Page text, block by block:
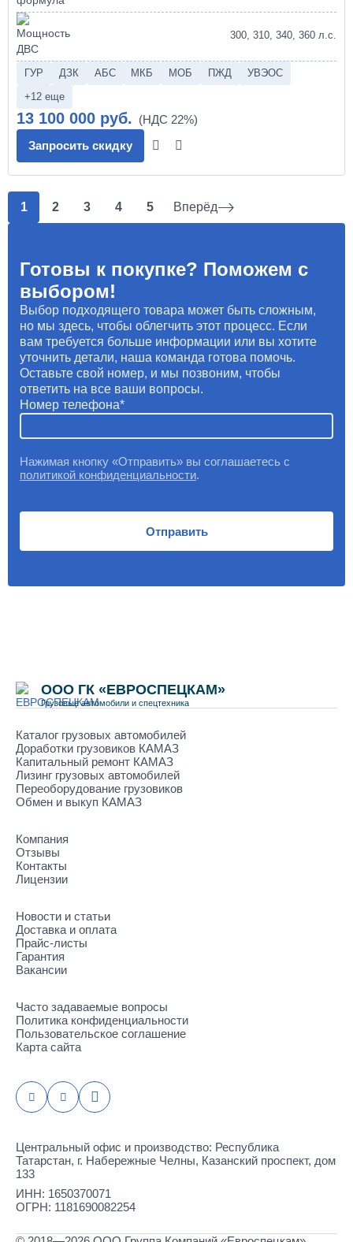
300, 310, 340, 360 л.с.
ГУР ДЗК АБС МКБ МОБ ПЖД
УВЭОС
+12 еще
13 100 000 руб.
Запросить скидку
1 2 3 4 5 Вперёд
Готовы к покупке? Поможем с
выбором!
Выбор подходящего товара может быть сложным,
но мы здесь, чтобы облегчить этот процесс. Если
вам требуется больше информации или вы хотите
уточнить детали, наша команда готова помочь.
Оставьте свой номер, и мы позвоним, чтобы
ответить на все ваши вопросы.
Номер телефона
Нажимая кнопку «Отправить» вы соглашаетесь с
политикой конфиденциальности.
Отправить
ООО ГК «ЕВРОСПЕЦКАМ»
Грузовые автомобили и спецтехника
Каталог грузовых автомобилей
Доработки грузовиков КАМАЗ
Капитальный ремонт КАМАЗ
Лизинг грузовых автомобилей
Переоборудование грузовиков
Обмен и выкуп КАМАЗ
Компания
Отзывы
Контакты
Лицензии
Новости и статьи
Доставка и оплата
Прайс-листы
Гарантия
Вакансии
Часто задаваемые вопросы
Политика конфиденциальности
Пользовательское соглашение
Карта сайта
Центральный офис и производство: Республика
Татарстан, г. Набережные Челны, Казанский проспект, дом
133
ИНН: 1650370071
ОГРН: 1181690082254